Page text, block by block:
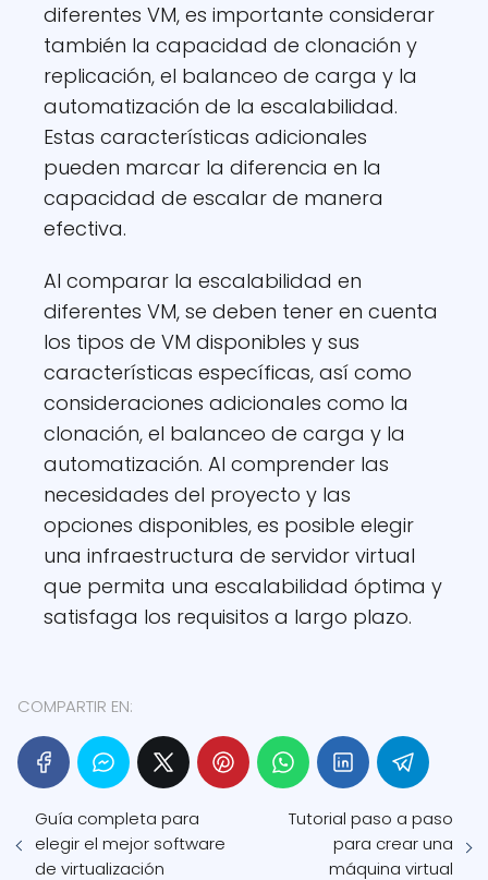
diferentes VM, es importante considerar
también la capacidad de clonación y
replicación, el balanceo de carga y la
automatización de la escalabilidad.
Estas características adicionales
pueden marcar la diferencia en la
capacidad de escalar de manera
efectiva.
Al comparar la escalabilidad en
diferentes VM, se deben tener en cuenta
los tipos de VM disponibles y sus
características específicas, así como
consideraciones adicionales como la
clonación, el balanceo de carga y la
automatización. Al comprender las
necesidades del proyecto y las
opciones disponibles, es posible elegir
una infraestructura de servidor virtual
que permita una escalabilidad óptima y
satisfaga los requisitos a largo plazo.
COMPARTIR EN:
Guía completa para
elegir el mejor software
de virtualización
Tutorial paso a paso
para crear una
máquina virtual